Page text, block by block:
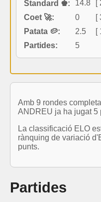
Standard ♚: 14.8
[
Coet 🚀:
0
[
Patata 🥔:
2.5
[
Partides:
5
Amb 9 rondes
ANDREU ja ha jugat 5
La classificació ELO
rànquing de variació
punts.
Partides